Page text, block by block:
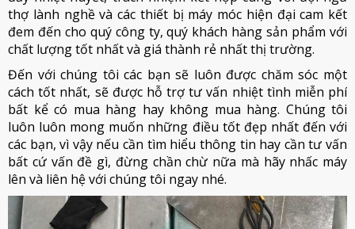
thợ lành nghề và các thiết bị máy móc hiện đại cam kết
đem đến cho quý công ty, quý khách hàng sản phẩm với
chất lượng tốt nhất và giá thành rẻ nhất thị trường.
Đến với chúng tôi các bạn sẽ luôn được chăm sóc một
cách tốt nhất, sẽ được hỗ trợ tư vấn nhiệt tình miễn phí
bất kể có mua hàng hay không mua hàng. Chúng tôi
luôn luôn mong muốn những điều tốt đẹp nhất đến với
các bạn, vì vậy nếu cần tìm hiểu thông tin hay cần tư vấn
bất cứ vấn đề gì, đừng chần chừ nữa mà hãy nhấc máy
lên và liên hệ với chúng tôi ngay nhé.